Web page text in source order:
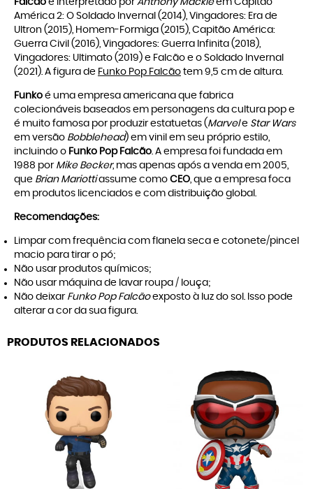
Falcão é interpretado por Anthony Mackieem Capitão
América 2: O Soldado Invernal (2014), Vingadores: Era de
Ultron (2015), Homem-Formiga (2015), Capitão América:
Guerra Civil (2016), Vingadores: Guerra Infinita (2018),
Vingadores: Ultimato (2019) e Falcão e o Soldado Invernal
(2021). A figura de Funko Pop Falcão tem 9,5 cm de altura.
Funko é uma empresa americana que fabrica
colecionáveis baseados em personagens da cultura pop e
é muito famosa por produzir estatuetas (Marvele Star Wars
em versão Bobblehead) em vinil em seu próprio estilo,
incluindo o Funko Pop Falcão. A empresa foi fundada em
1988 por Mike Becker, mas apenas após a venda em 2005,
que Brian Mariottiassume como CEO, que a empresa foca
em produtos licenciados e com distribuição global.
Recomendações:
Limpar com frequência com flanela seca e cotonete/pincel
macio para tirar o pó;
Não usar produtos químicos;
Não usar máquina de lavar roupa / louça;
Não deixar Funko Pop Falcãoexposto à luz do sol. Isso pode
alterar a cor da sua figura.
PRODUTOS RELACIONADOS